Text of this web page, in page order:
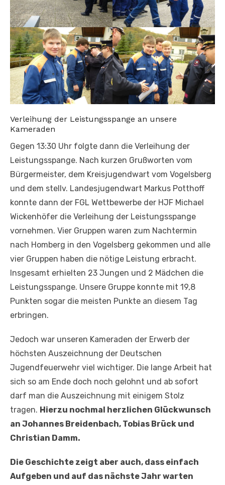
Verleihung der Leistungsspange an unsere
Kameraden
Gegen 13:30 Uhr folgte dann die Verleihung der
Leistungsspange. Nach kurzen Grußworten vom
Bürgermeister, dem Kreisjugendwart vom Vogelsberg
und dem stellv. Landesjugendwart Markus Potthoff
konnte dann der FGL Wettbewerbe der HJF Michael
Wickenhöfer die Verleihung der Leistungsspange
vornehmen. Vier Gruppen waren zum Nachtermin
nach Homberg in den Vogelsberg gekommen und alle
vier Gruppen haben die nötige Leistung erbracht.
Insgesamt erhielten 23 Jungen und 2 Mädchen die
Leistungsspange. Unsere Gruppe konnte mit 19,8
Punkten sogar die meisten Punkte an diesem Tag
erbringen.
Jedoch war unseren Kameraden der Erwerb der
höchsten Auszeichnung der Deutschen
Jugendfeuerwehr viel wichtiger. Die lange Arbeit hat
sich so am Ende doch noch gelohnt und ab sofort
darf man die Auszeichnung mit einigem Stolz
tragen. Hierzu nochmal herzlichen Glückwunsch
an Johannes Breidenbach, Tobias Brück und
Christian Damm.
Die Geschichte zeigt aber auch, dass einfach
Aufgeben und auf das nächste Jahr warten